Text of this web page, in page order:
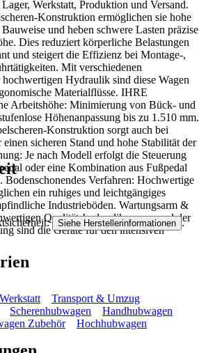
Werkstatt, Produktion und Versand.
Konstruktion ermöglichen sie hohe
und heben schwere Lasten präzise
Dies reduziert körperliche Belastungen
und steigert die Effizienz bei Montage-,
Mit verschiedenen
Hydraulik sind diese Wagen
Materialflüsse. IHRE
Arbeitshöhe: Minimierung von Bück- und
Höhenanpassung bis zu 1.510 mm.
Konstruktion sorgt auch bei
sicheren Stand und hohe Stabilität der
Je nach Modell erfolgt die Steuerung
oder eine Kombination aus Fußpedal
Bodenschonendes Verfahren: Hochwertige
ein ruhiges und leichtgängiges
Industrieböden. Wartungsarm &
Qualitätshydraulikpumpe und der
sind die Geräte für den intensiven
Siehe Herstellerinformationen .
Transport & Umzug
Scherenhubwagen
Handhubwagen
Zubehör Hochhubwagen